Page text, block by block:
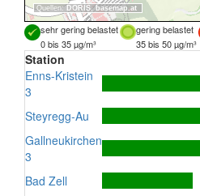
Quellen: DORIS, basemap.at
sehr gering belastet gering belastet
0 bis 35 µg/m³
35 bis 50 µg/m³
Station
Enns-Kristein
3
Steyregg-Au
Gallneukirchen
3
Bad Zell